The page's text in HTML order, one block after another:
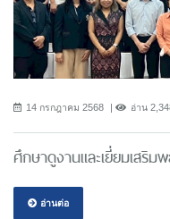
14 กรกฎาคม 2568 อ่าน
ศึกษาดูงานและเยี่ยมเสริ
อ่านต่อ